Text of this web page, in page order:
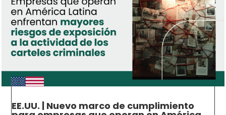
EE.UU. | Nuevo marco de cumplimiento